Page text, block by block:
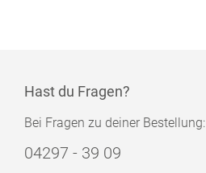
Hast du Fragen?
Bei Fragen zu deiner Bestellung:
04297 - 39 09